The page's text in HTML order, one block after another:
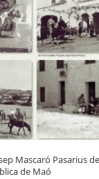
Mascaró Pasarius
de Maó